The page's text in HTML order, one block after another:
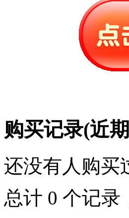
购买记录(近
还没有人购买
总计 0 个记